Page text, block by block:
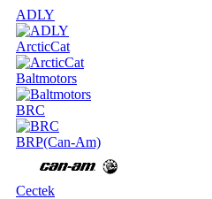
ADLY
ArcticCat
Baltmotors
BRC
BRP(Can-Am)
Cectek